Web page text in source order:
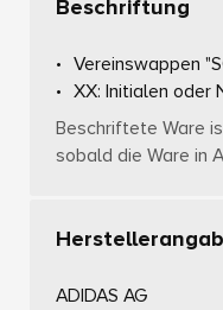
Beschriftung
Vereinswappen
XX: Initialen oder
Beschriftete Ware
sobald die Ware in
ADIDAS AG